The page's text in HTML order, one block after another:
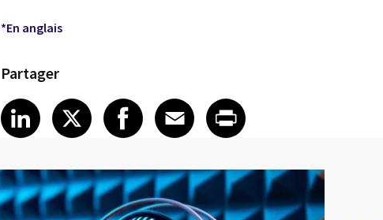
*En anglais
Partager
Share article on LinkedIn
LinkedIn
Share article on X
XShare article on Facebook
Facebook
Share article on Email
Email
Share article on